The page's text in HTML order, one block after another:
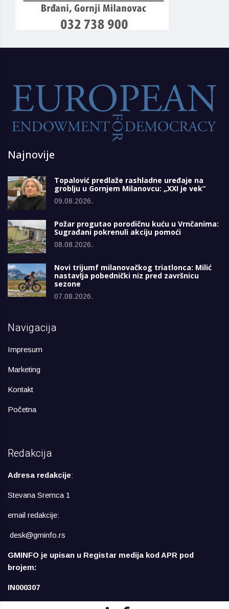
Najnovije
Topalović predlaže rashladne uređaje na
groblju u Gornjem Milanovcu: „XXI je vek“
09.08.2026.
Požar progutao porodičnu kuću u Vrnčanima:
Sugrađani pokrenuli akciju pomoći
08.08.2026.
Novi trijumf milanovačkog triatlonca: Milić
nastavlja pobednički niz pred završnicu
sezone
07.08.2026.
Navigacija
Impresum
Marketing
Kontakt
Početna
Redakcija
Adresa redakcije:
Stevana Sremca 1
email redakcije:
desk@gminfo.rs
GMINFO je upisan u Registar medija kod APR pod
brojem:
IN000307